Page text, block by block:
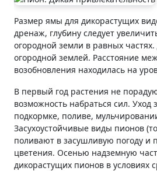
Размер ямы для дикорастущих
дренаж, глубину следует
огородной земли в равных
огородной землей. Расстояние
возобновления находилась на
В первый год растения не
возможность набраться сил.
подкормке, поливе,
Засухоустойчивые виды пионов
поливают в засушливую погоду и
цветения. Осенью надземную
дикорастущих пионов в условиях